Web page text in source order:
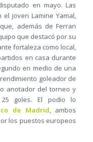
en mayo. Las
joven Lamine Yamal,
además de Ferran
que destacó por su
fortaleza como local,
en casa durante
en medio de una
goleador de
anotador del torneo y
goles. El podio lo
de Madrid, ambos
los puestos europeos